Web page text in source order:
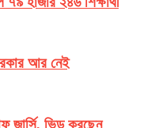
আর নেই
জার্সি, ভিড় করছেন